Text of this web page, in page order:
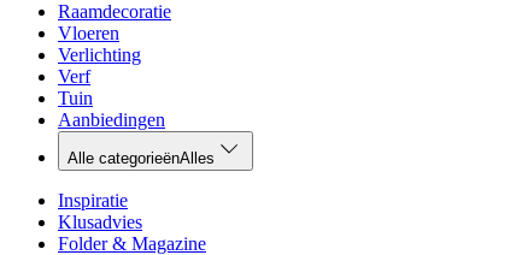
Raamdecoratie
Vloeren
Verlichting
Verf
Tuin
Aanbiedingen
Alle categorieënAlles
Inspiratie
Klusadvies
Folder & Magazine